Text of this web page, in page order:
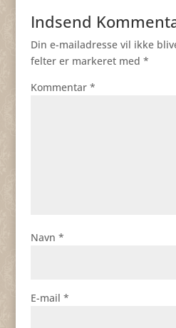
Indsend
Din e-mailadresse vil ikke
felter er markeret med *
Kommentar *
Navn *
E-mail *